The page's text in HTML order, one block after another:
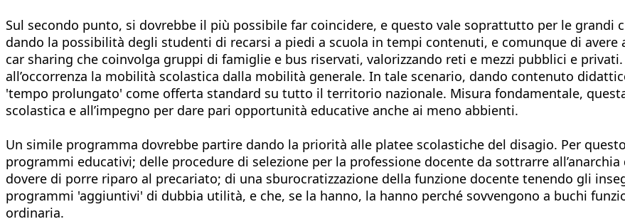
Sul secondo punto, si dovrebbe il più possibile far coincidere, e questo vale soprattutto per le
dando la possibilità degli studenti di recarsi a piedi a scuola in tempi contenuti, e comunque di
car sharing che coinvolga gruppi di famiglie e bus riservati, valorizzando reti e mezzi pubblici e
all’occorrenza la mobilità scolastica dalla mobilità generale. In tale scenario, dando contenuto
'tempo prolungato' come offerta standard su tutto il territorio nazionale. Misura fondamentale,
scolastica e all’impegno per dare pari opportunità educative anche ai meno abbienti.
Un simile programma dovrebbe partire dando la priorità alle platee scolastiche del disagio. Per
programmi educativi; delle procedure di selezione per la professione docente da sottrarre
dovere di porre riparo al precariato; di una sburocratizzazione della funzione docente tenendo gli
programmi 'aggiuntivi' di dubbia utilità, e che, se la hanno, la hanno perché sovvengono a buchi
ordinaria.